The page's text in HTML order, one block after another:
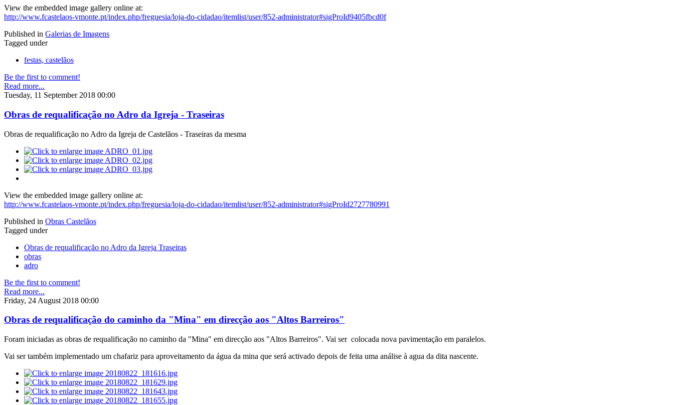
View the embedded image gallery online at:
http://www.fcastelaos-vmonte.pt/index.php/freguesia/loja-do-cidadao/itemlist/user/852-administrator#sigProId9405fbcd0f
Published in Galerias de Imagens
Tagged under
festas, castelãos
Be the first to comment!
Read more...
Tuesday, 11 September 2018 00:00
Obras de requalificação no Adro da Igreja - Traseiras
Obras de requalificação no Adro da Igreja de Castelãos - Traseiras da mesma
View the embedded image gallery online at:
http://www.fcastelaos-vmonte.pt/index.php/freguesia/loja-do-cidadao/itemlist/user/852-administrator#sigProId2727780991
Published in Obras Castelãos
Tagged under
Obras de requalificação no Adro da Igreja Traseiras
obras
adro
Be the first to comment!
Read more...
Friday, 24 August 2018 00:00
Obras de requalificação do caminho da "Mina" em direcção aos "Altos Barreiros"
Foram iniciadas as obras de requalificação no caminho da "Mina" em direcção aos "Altos Barreiros". Vai ser colocada nova pavimentação em paralelos.
Vai ser também implementado um chafariz para aproveitamento da água da mina que será activado depois de feita uma análise à agua da dita nascente.